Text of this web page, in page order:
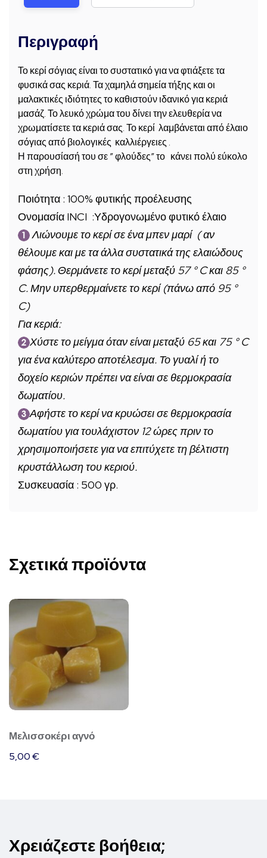
Περιγραφή
Το κερί σόγιας είναι το συστατικό για να φτιάξετε τα
φυσικά σας κεριά. Τα χαμηλά σημεία τήξης και οι
μαλακτικές ιδιότητες το καθιστούν ιδανικό για κεριά
μασάζ. Το λευκό χρώμα του δίνει την ελευθερία να
χρωματίσετε τα κεριά σας. Το κερί λαμβάνεται από έλαιο
σόγιας από βιολογικές καλλιέργειες .
Η παρουσίασή του σε ” φλούδες” το κάνει πολύ εύκολο
στη χρήση.
Ποιότητα : 100% φυτικής προέλευσης
Ονομασία INCI :Υδρογονωμένο φυτικό έλαιο
Λιώνουμε το κερί σε ένα μπεν μαρί ( αν
θέλουμε και με τα άλλα συστατικά της ελαιώδους
φάσης). Θερμάνετε το κερί μεταξύ 57 ° C και 85 °
C. Μην υπερθερμαίνετε το κερί (πάνω από 95 °
C)
Για κεριά:
Χύστε το μείγμα όταν είναι μεταξύ 65 και 75 ° C
για ένα καλύτερο αποτέλεσμα. Το γυαλί ή το
δοχείο κεριών πρέπει να είναι σε θερμοκρασία
δωματίου.
Αφήστε το κερί να κρυώσει σε θερμοκρασία
δωματίου για τουλάχιστον 12 ώρες πριν το
χρησιμοποιήσετε για να επιτύχετε τη βέλτιστη
κρυστάλλωση του κεριού.
Συσκευασία : 500 γρ.
Σχετικά προϊόντα
Μελισσοκέρι αγνό
5,00€
Χρειάζεστε βοήθεια;